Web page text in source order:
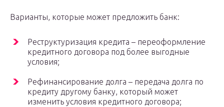
Варианты, которые может предложить банк:
Реструктуризация кредита – переоформление
кредитного договора под более выгодные
условия;
Рефинансирование долга – передача долга по
кредиту другому банку, который может
изменить условия кредитного договора;